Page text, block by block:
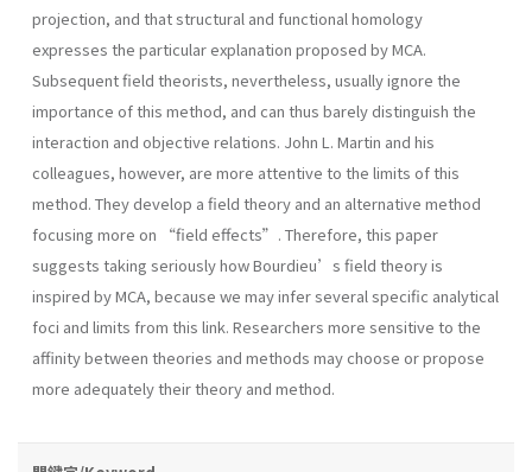
projection, and that structural and functional homology
expresses the particular explanation proposed by MCA.
Subsequent field theorists, nevertheless, usually ignore the
importance of this method, and can thus barely distinguish the
interaction and objective relations. John L. Martin and his
colleagues, however, are more attentive to the limits of this
method. They develop a field theory and an alternative method
focusing more on “field effects”. Therefore, this paper
suggests taking seriously how Bourdieu’s field theory is
inspired by MCA, because we may infer several specific analytical
foci and limits from this link. Researchers more sensitive to the
affinity between theories and methods may choose or propose
more adequately their theory and method.